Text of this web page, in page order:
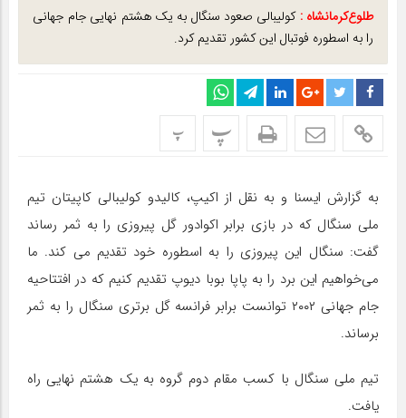
طلوع‌‌کرمانشاه : کولیبالی صعود سنگال به یک هشتم نهایی جام جهانی
را به اسطوره فوتبال این کشور تقدیم کرد.
پ پ
به گزارش ایسنا و به نقل از اکیپ، کالیدو کولیبالی کاپیتان تیم
ملی سنگال که در بازی برابر اکوادور گل پیروزی را به ثمر رساند
گفت: سنگال این پیروزی را به اسطوره خود تقدیم می کند. ما
می‌خواهیم این برد را به پاپا بوبا دیوپ تقدیم کنیم که در افتتاحیه
جام جهانی ۲۰۰۲ توانست برابر فرانسه گل برتری سنگال را به ثمر
برساند.
تیم ملی سنگال با کسب مقام دوم گروه به یک هشتم نهایی راه
یافت.